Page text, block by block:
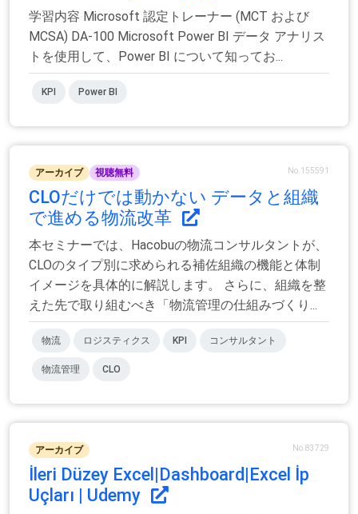
学習内容 Microsoft 認定トレーナー (MCT および
MCSA) DA-100 Microsoft Power BI データ アナリス
トを使用して、Power BI について知ってお...
KPI Power BI
アーカイブ 視聴無料 No.155591
CLOだけでは動かない データと組織
で進める物流改革
本セミナーでは、Hacobuの物流コンサルタントが、
CLOのタイプ別に求められる補佐組織の機能と体制
イメージを具体的に解説します。 さらに、組織を整
えた先で取り組むべき「物流管理の仕組みづくり...
物流 ロジスティクス KPI コンサルタント
物流管理 CLO
アーカイブ No.83729
İleri Düzey Excel|Dashboard|Excel İp
Uçları | Udemy